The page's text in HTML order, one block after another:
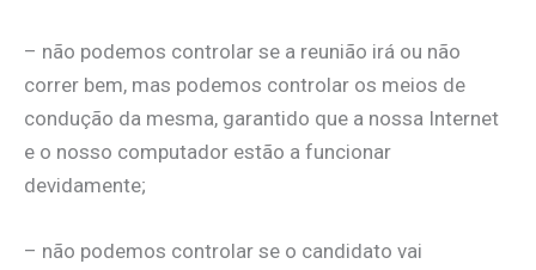
– não podemos controlar se a reunião irá ou não
correr bem, mas podemos controlar os meios de
condução da mesma, garantido que a nossa Internet
e o nosso computador estão a funcionar
devidamente;
– não podemos controlar se o candidato vai